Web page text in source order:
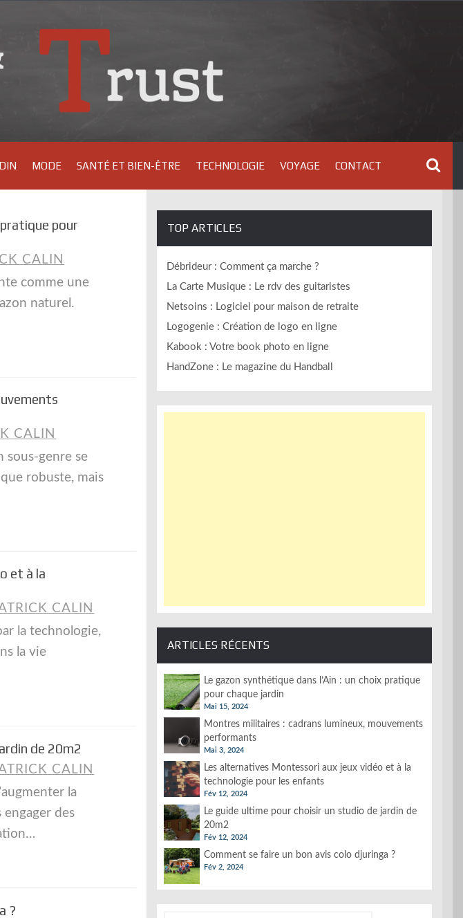
MODE SANTÉ ET BIEN-ÊTRE TECHNOLOGIE VOYAGE CONTACT
pour
CALIN
comme une
naturel.
CALIN
sous-genre se
robuste, mais
et à la
CALIN
la technologie,
la vie
de 20m2
CALIN
la
des
?
TOP ARTICLES
Débrideur : Comment ça marche ?
La Carte Musique : Le rdv des guitaristes
Netsoins : Logiciel pour maison de retraite
Logogenie : Création de logo en ligne
Kabook : Votre book photo en ligne
HandZone : Le magazine du Handball
ARTICLES RÉCENTS
Le gazon synthétique dans l’Ain : un choix pratique
pour chaque jardin
Mai 15, 2024
Montres militaires : cadrans lumineux, mouvements
performants
Mai 3, 2024
Les alternatives Montessori aux jeux vidéo et à la
technologie pour les enfants
Fév 12, 2024
Le guide ultime pour choisir un studio de jardin de
20m2
Fév 12, 2024
Comment se faire un bon avis colo djuringa ?
Fév 2, 2024